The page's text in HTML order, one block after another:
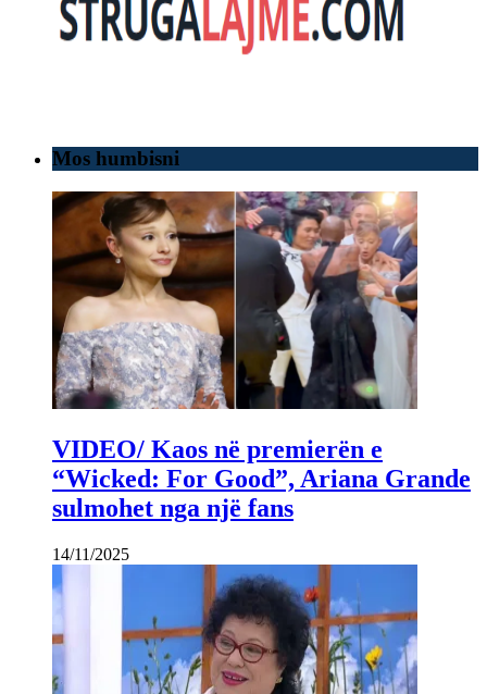
Mos humbisni
VIDEO/ Kaos në premierën e
“Wicked: For Good”, Ariana Grande
sulmohet nga një fans
14/11/2025